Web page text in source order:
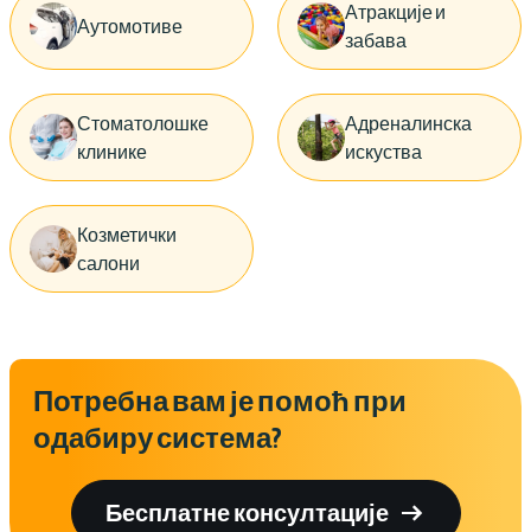
Аутомотиве
Атракције и
забава
Стоматолошке
клинике
Адреналинска
искуства
Козметички
салони
Потребна вам је помоћ при
одабиру система?
Бесплатне консултације 